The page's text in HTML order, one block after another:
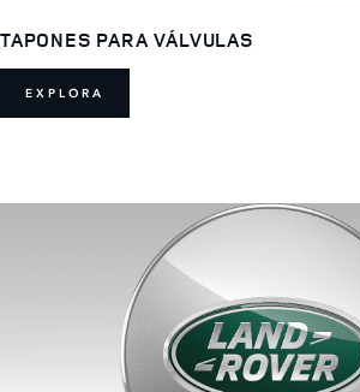
TAPONES PARA VÁLVULAS
EXPLORA